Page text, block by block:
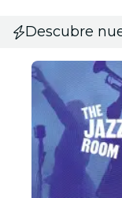
Descubre